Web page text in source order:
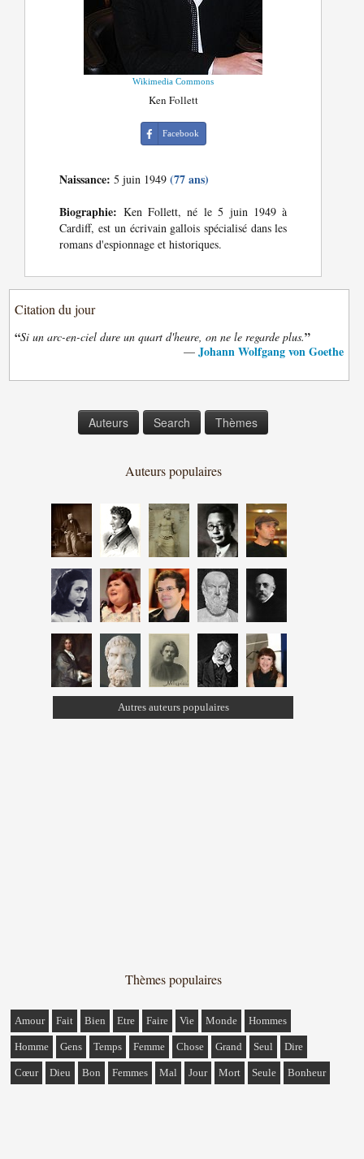
Wikimedia Commons
Ken Follett
Facebook
Naissance: 5 juin 1949(77 ans)
Biographie: Ken Follett, né le 5 juin 1949 à
Cardiff, est un écrivain gallois spécialisé dans les
romans d'espionnage et historiques.
Citation du jour
“Si un arc-en-ciel dure un quart d'heure, on ne le regarde plus.”
— Johann Wolfgang von Goethe
Auteurs Search Thèmes
Auteurs populaires
Autres auteurs populaires
Thèmes populaires
Amour Fait Bien Etre Faire Vie Monde Hommes
Homme Gens Temps Femme Chose Grand Seul Dire
Cœur Dieu Bon Femmes Mal Jour Mort Seule Bonheur